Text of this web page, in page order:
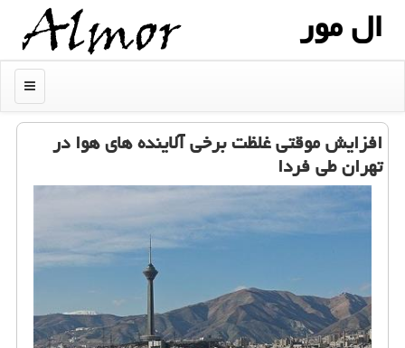
ال مور
منو
افزایش موقتی غلظت برخی آلاینده های هوا در
تهران طی فردا